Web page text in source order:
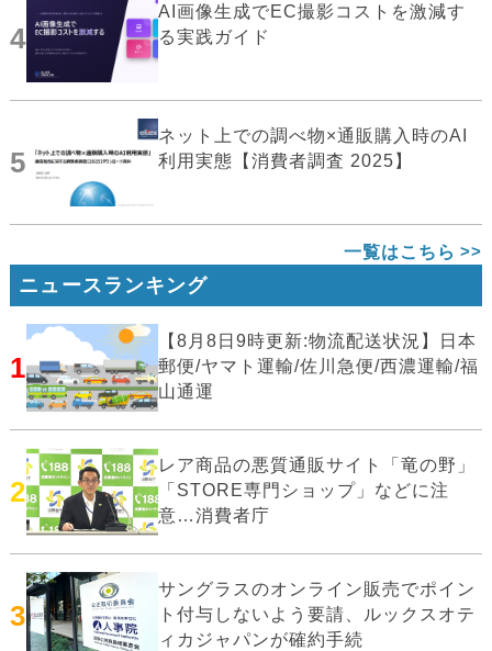
4
AI画像生成でEC撮影コストを激減す
る実践ガイド
5
ネット上での調べ物×通販購入時のAI
利用実態【消費者調査 2025】
一覧はこちら
ニュースランキング
1
【8月8日9時更新:物流配送状況】日本
郵便/ヤマト運輸/佐川急便/西濃運輸/福
山通運
2
レア商品の悪質通販サイト「竜の野」
「STORE専門ショップ」などに注
意…消費者庁
3
サングラスのオンライン販売でポイン
ト付与しないよう要請、ルックスオテ
ィカジャパンが確約手続